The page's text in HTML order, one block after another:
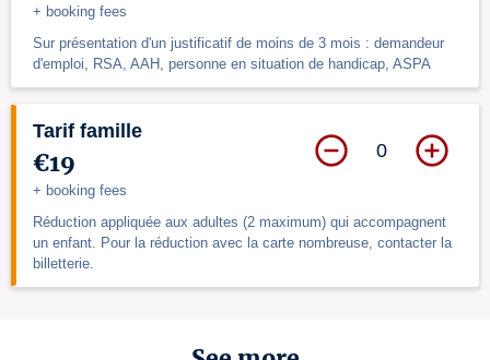
+ booking fees
Sur présentation d'un justificatif de moins de 3 mois : demandeur
d'emploi, RSA, AAH, personne en situation de handicap, ASPA
Tarif famille
€19
+ booking fees
Réduction appliquée aux adultes (2 maximum) qui accompagnent
un enfant. Pour la réduction avec la carte nombreuse, contacter la
billetterie.
0